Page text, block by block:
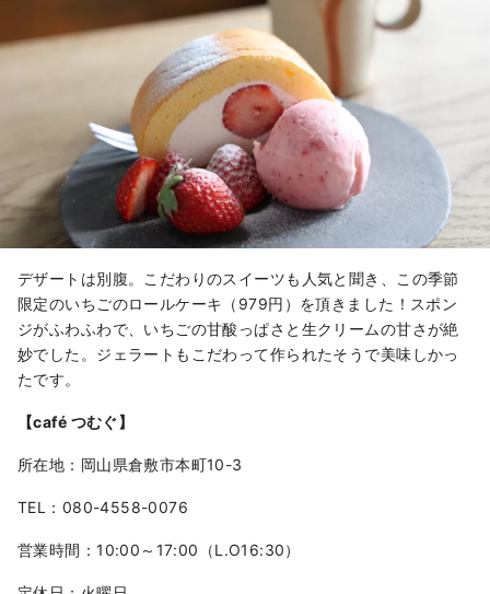
デザートは別腹。こだわりのスイーツも人気と聞き、この季節
限定のいちごのロールケーキ（979円）を頂きました！スポン
ジがふわふわで、いちごの甘酸っぱさと生クリームの甘さが絶
妙でした。ジェラートもこだわって作られたそうで美味しかっ
たです。
【café つむぐ】
所在地：岡山県倉敷市本町10-3
TEL：080-4558-0076
営業時間：10:00～17:00（L.O16:30）